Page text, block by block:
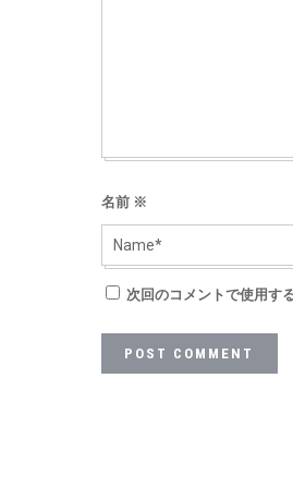
名前 ※
次回のコメントで使用す